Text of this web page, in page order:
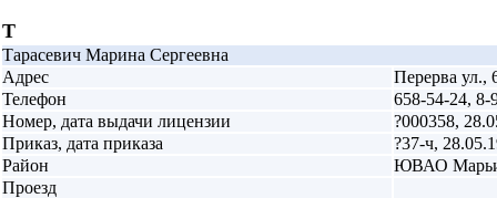
Т
Тарасевич Марина Сергеевна
Адрес
Перерва ул.,
Телефон
658-54-24, 8-
Номер, дата выдачи лицензии
?000358,
Приказ, дата приказа
?37-ч,
Район
ЮВАО
Проезд